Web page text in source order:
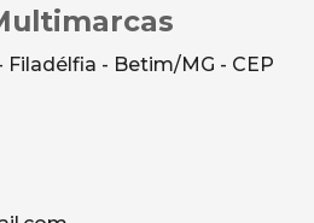
Filadélfia - Betim/MG - CEP